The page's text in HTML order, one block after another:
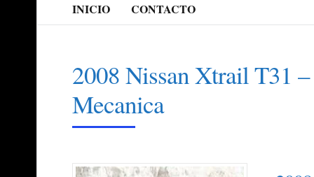
INICIO CONTACTO
2008 Nissan Xtrail T31
Mecanica